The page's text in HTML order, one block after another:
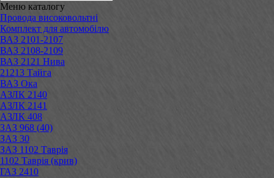
Меню каталогу
Провода високовольтні
Комплект для автомобілю
ВАЗ 2101-2107
ВАЗ 2108-2109
ВАЗ 2121 Нива
21213 Тайга
ВАЗ Ока
АЗЛК 2140
АЗЛК 2141
АЗЛК 408
ЗАЗ 968 (40)
ЗАЗ 30
ЗАЗ 1102 Таврія
1102 Таврія (крив)
ГАЗ 2410